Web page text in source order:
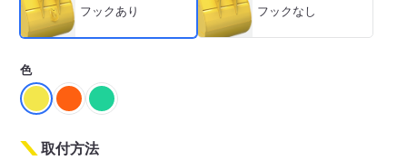
フックあり フックなし
色
取付方法